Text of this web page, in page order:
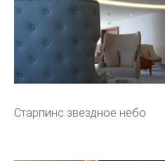
Старпинс звездное небо